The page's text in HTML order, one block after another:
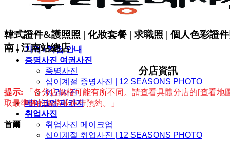
가격 / 지점 안내
증명사진 여권사진
증명사진
십이계절 증명사진 | 12 SEASONS PHOTO
여권사진
메이크업 패키지
취업사진
취업사진 메이크업
십이계절 취업사진 | 12 SEASONS PHOTO
韓式證件&護照照 | 化妝套餐 | 求職照 | 個人色彩證
南 | 江南站總店
分店資訊
提示: 「各分店價格可能有所不同。請查看具體分店的[查看地
取最準確的價格並進行預約。」
首爾